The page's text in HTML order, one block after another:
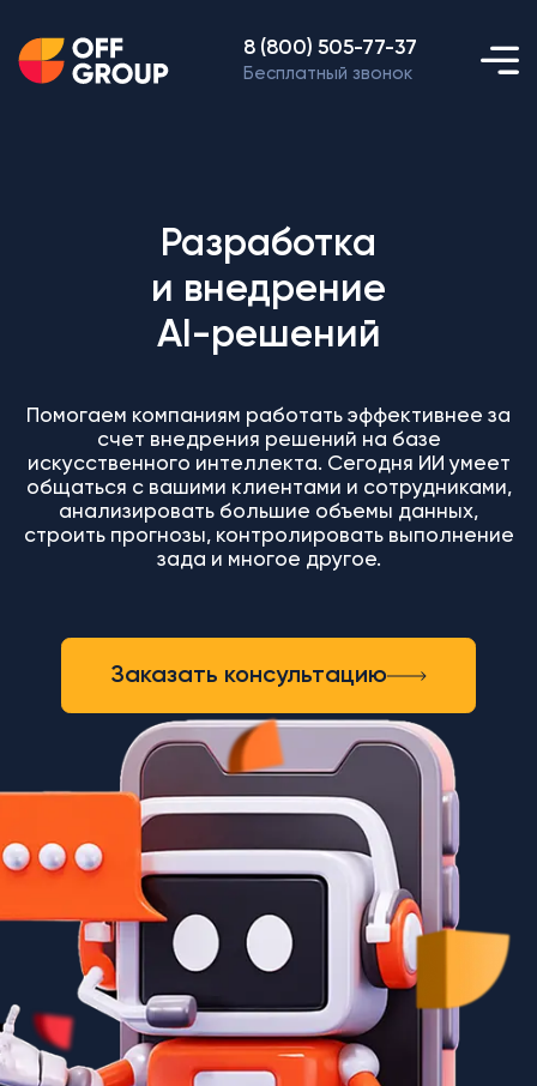
8 (800) 505-77-37
Бесплатный звонок
Разработка
и внедрение
AI-решений
Помогаем компаниям работать эффективнее за
счет внедрения решений на базе
искусственного интеллекта. Сегодня ИИ умеет
общаться с вашими клиентами и сотрудниками,
анализировать большие объемы данных,
строить прогнозы, контролировать выполнение
зада и многое другое.
Заказать консультацию